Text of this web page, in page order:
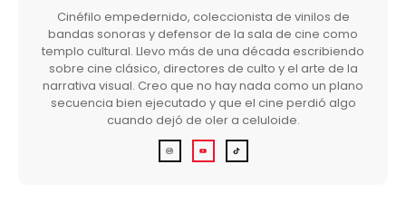
Cinéfilo empedernido, coleccionista de vinilos de
bandas sonoras y defensor de la sala de cine como
templo cultural. Llevo más de una década escribiendo
sobre cine clásico, directores de culto y el arte de la
narrativa visual. Creo que no hay nada como un plano
secuencia bien ejecutado y que el cine perdió algo
cuando dejó de oler a celuloide.